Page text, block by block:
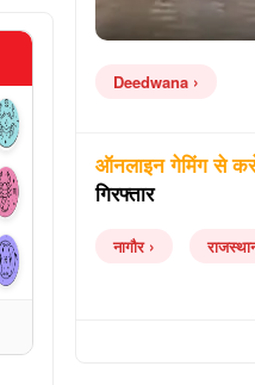
Deedwana
ऑनलाइन गेमिंग से
गिरफ्तार
नागौर